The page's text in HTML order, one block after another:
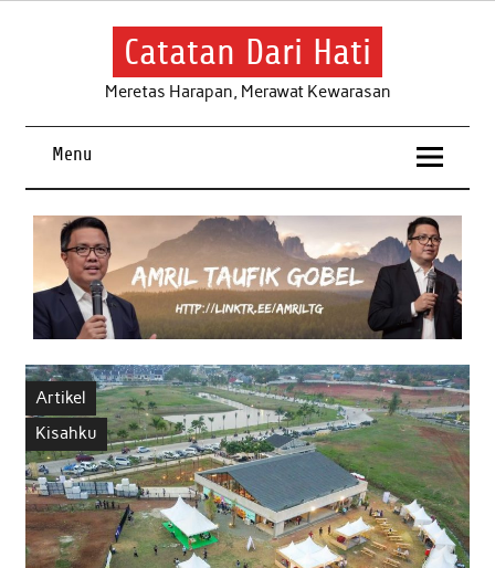
Skip
Catatan Dari Hati
Meretas Harapan, Merawat Kewarasan
Menu
Artikel
Kisahku